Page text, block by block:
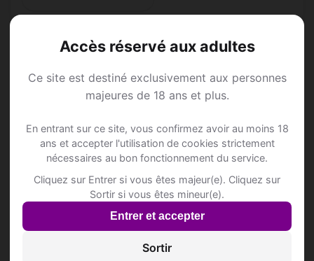
Accès réservé aux adultes
Ce site est destiné exclusivement aux personnes
majeures de 18 ans et plus.
En entrant sur ce site, vous confirmez avoir au moins 18
ans et accepter l'utilisation de cookies strictement
nécessaires au bon fonctionnement du service.
Cliquez sur Entrer si vous êtes majeur(e). Cliquez sur
Sortir si vous êtes mineur(e).
Entrer et accepter
Sortir
Annonce Rencontre à
Bussigny-sur-Oron
Rejoins les membres de Bussigny-sur-
Oron et des alentours !
S'inscrire gratuitement